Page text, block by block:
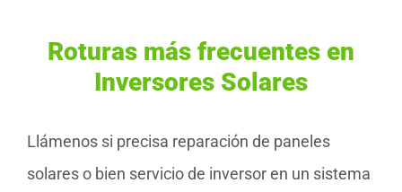
Roturas más frecuentes en
Inversores Solares
Llámenos si precisa reparación de paneles
solares o bien servicio de inversor en un sistema